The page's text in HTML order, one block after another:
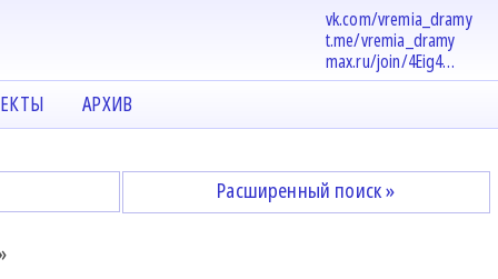
vk.com/vremia_dramy
t.me/vremia_dramy
max.ru/join/4Eig4…
АРХИВ
Расширенный поиск »